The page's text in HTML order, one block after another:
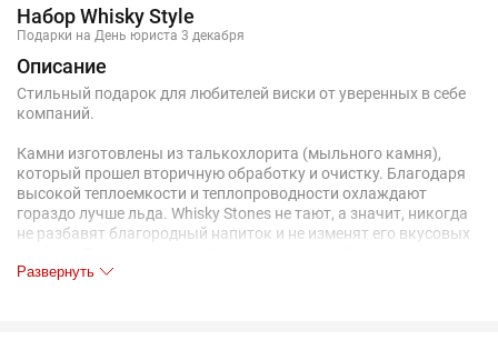
Набор Whisky Style
Подарки на День юриста 3 декабря
Описание
Стильный подарок для любителей виски от уверенных в себе
компаний.
Камни изготовлены из талькохлорита (мыльного камня),
который прошел вторичную обработку и очистку. Благодаря
высокой теплоемкости и теплопроводности охлаждают
гораздо лучше льда. Whisky Stones не тают, а значит, никогда
не разбавят благородный напиток и не изменят его вкусовых
охлаждения: от сангрии и алкогольных коктейлей до
Развернуть